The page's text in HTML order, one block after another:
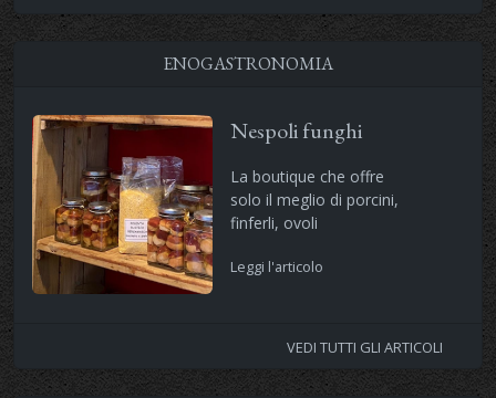
ENOGASTRONOMIA
Nespoli funghi
La boutique che offre
solo il meglio di porcini,
finferli, ovoli
Leggi l'articolo
VEDI TUTTI GLI ARTICOLI